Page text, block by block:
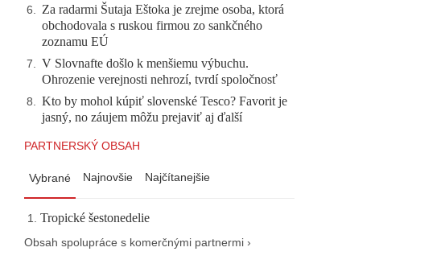
6. Za radarmi Šutaja Eštoka je zrejme osoba, ktorá
obchodovala s ruskou firmou zo sankčného
zoznamu EÚ
7. V Slovnafte došlo k menšiemu výbuchu.
Ohrozenie verejnosti nehrozí, tvrdí spoločnosť
8. Kto by mohol kúpiť slovenské Tesco? Favorit je
jasný, no záujem môžu prejaviť aj ďalší
PARTNERSKÝ OBSAH
Vybrané Najnovšie Najčítanejšie
Tropické šestonedelie
Obsah spolupráce s komerčnými partnermi ›